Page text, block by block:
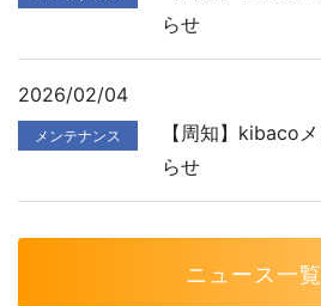
らせ
2026/02/04
メンテナンス
【周知】kibaco
らせ
ニュース一